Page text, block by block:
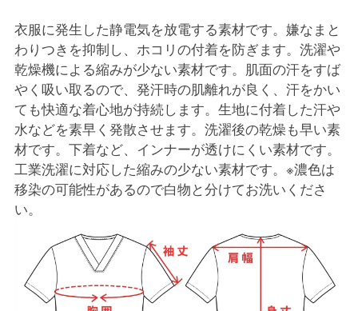
衣服に発生した静電気を放電する素材です。嫌なまと
わりつきを抑制し、ホコリの付着を防ぎます。洗濯や
乾燥機による縮みが少ない素材です。肌面の汗をすば
やく吸い取るので、発汗時の肌離れが良く、汗をかい
ても快適な着心地が持続します。生地に付着した汗や
水などを素早く発散させます。洗濯後の乾燥も早い素
材です。下着など、インナーが透けにくい素材です。
工業洗濯に対応した縮みの少ない素材です。※濃色は
移染の可能性があるので白物と分けてお洗いくださ
い。